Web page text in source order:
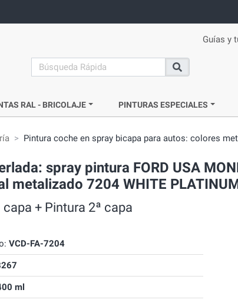
Guías y
search
Buscar
RAL - BRICOLAJE PINTURAS ESPECIALES
Pintura coche en spray bicapa para autos: colores
spray pintura FORD USA
7204 WHITE
+ Pintura 2ª capa
VCD-FA-7204
ml